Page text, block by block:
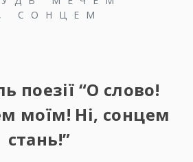
СОНЦЕМ
поезії “О слово!
моїм! Ні, сонцем
стань!”